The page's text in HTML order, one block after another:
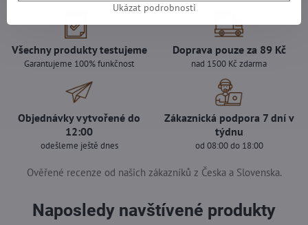
Všechny produkty testujeme
Garantujeme 100% funkčnost
Doprava pouze za 89 Kč
nad 1500 Kč zdarma
Objednávky vytvořené do
12:00
odešleme ještě dnes
Zákaznická podpora 7 dní v
týdnu
od 08:00 do 18:00
Ověřené recenze od našich zákazníků z Česka a Slovenska.
Naposledy navštívené produkty
Ukázat podrobnosti